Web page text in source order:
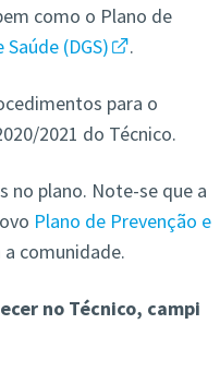
como o Plano de
(DGS) .
para o
2021 do Técnico.
no plano. Note-se que a
Plano de Prevenção e
comunidade.
no Técnico, campi